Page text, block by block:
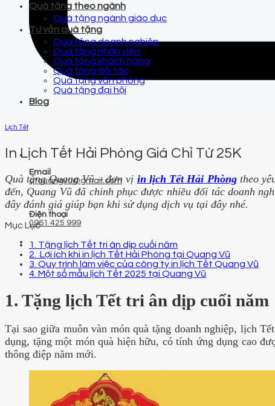
Email
qtquangvu@gmail.com
Điện thoại
0961 425 999
Quà tặng theo ngành
Quà tặng ngành giáo dục
Tư vấn quà tặng
Quà tặng doanh nghiệp
Quà tặng nhân viên
Quà tặng khách hàng
Quà tặng đối tác
Quà tặng văn phòng
Quà tặng đại hội
Blog
Lịch Tết
In Lịch Tết Hải Phòng Giá Chỉ Từ 25K
Quà tặng Quang Vũ – đơn vị in lịch Tết Hải Phòng theo
đến, Quang Vũ đã chinh phục được nhiều đối tác doanh
đây đánh giá giúp bạn khi sử dụng dịch vụ tại đây nhé.
Mục Lục
1. Tặng lịch Tết tri ân dịp cuối năm
2. Lợi ích khi in lịch Tết Hải Phòng tại Quang Vũ
3. Quy trình làm việc của công ty in lịch Tết Quang Vũ
4. Một số mẫu lịch Tết 2025 tại Quang Vũ
1. Tặng lịch Tết tri ân dịp cuối năm
Tại sao giữa muôn vàn món quà tặng doanh nghiệp, lịch
dụng, tặng một món quà hiện hữu, có tính ứng dụng cao
thông điệp năm mới.